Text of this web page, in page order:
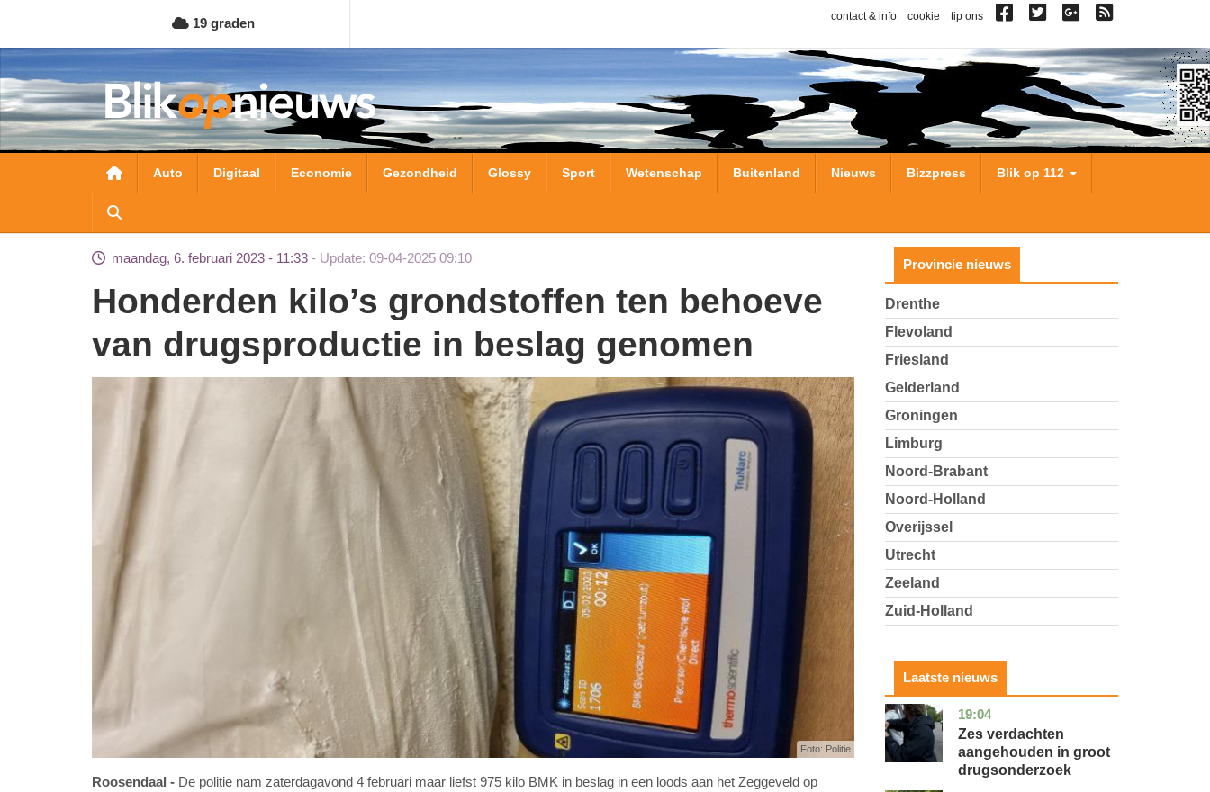
naar
de
inhoud
gaan
19 graden contact & info cookie tip ons
Hoofdnavigatie
Auto Digitaal Economie Gezondheid Glossy Sport Wetenschap Buitenland Nieuws Bizzpress Blik op 112
maandag, 6. februari 2023 - 11:33 Update: 09-04-2025 09:10
Honderden kilo’s grondstoffen ten behoeve
van drugsproductie in beslag genomen
Foto: Politie
Roosendaal
De politie nam zaterdagavond 4 februari maar liefst 975 kilo BMK in beslag in een loods aan het Zeggeveld op
Provincie nieuws
Drenthe
Flevoland
Friesland
Gelderland
Groningen
Limburg
Noord-Brabant
Noord-Holland
Overijssel
Utrecht
Zeeland
Zuid-Holland
Laatste nieuws
19:04
zuid-
holland
nieuws
Zes verdachten
aangehouden in groot
drugsonderzoek